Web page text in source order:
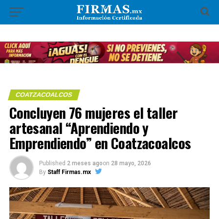
COATZACOALCOS
Concluyen 76 mujeres el taller
artesanal “Aprendiendo y
Emprendiendo” en Coatzacoalcos
Published 2 meses agoon 28 mayo, 2026
By Staff Firmas.mx